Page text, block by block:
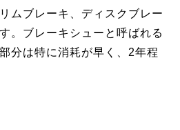
ムブレーキ、ディスクブレー
。ブレーキシューと呼ばれる
分は特に消耗が早く、2年程